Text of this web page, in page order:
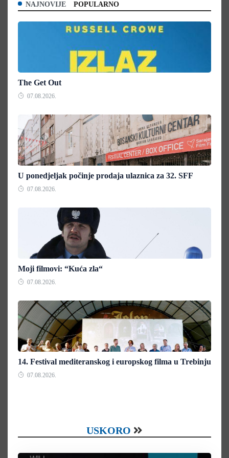
NAJNOVIJE POPULARNO
The Get Out
07.08.2026.
U ponedjeljak počinje prodaja ulaznica za 32. SFF
07.08.2026.
Moji filmovi: “Kuća zla“
07.08.2026.
14. Festival mediteranskog i europskog filma u Trebinju
07.08.2026.
USKORO